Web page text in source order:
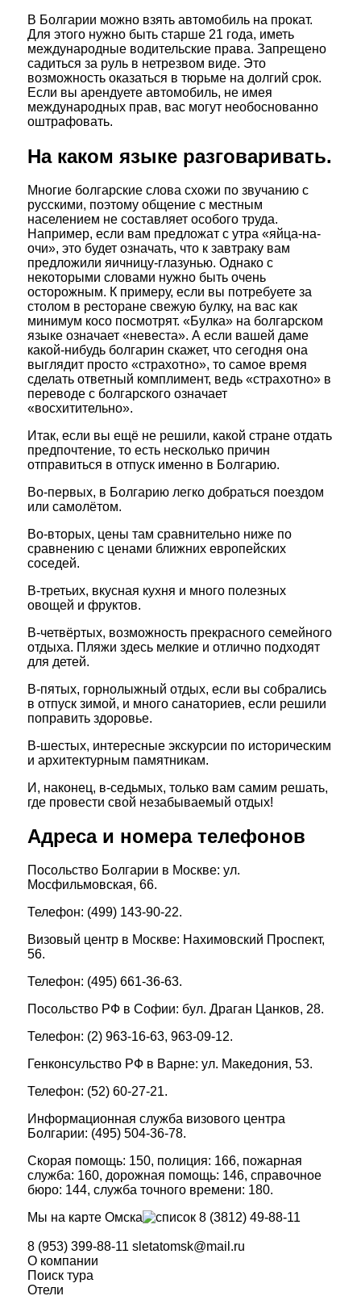
В Болгарии можно взять автомобиль на прокат.
Для этого нужно быть старше 21 года, иметь
международные водительские права. Запрещено
садиться за руль в нетрезвом виде. Это
возможность оказаться в тюрьме на долгий срок.
Если вы арендуете автомобиль, не имея
международных прав, вас могут необоснованно
оштрафовать.
На каком языке разговаривать.
Многие болгарские слова схожи по звучанию с
русскими, поэтому общение с местным
населением не составляет особого труда.
Например, если вам предложат с утра «яйца-на-
очи», это будет означать, что к завтраку вам
предложили яичницу-глазунью. Однако с
некоторыми словами нужно быть очень
осторожным. К примеру, если вы потребуете за
столом в ресторане свежую булку, на вас как
минимум косо посмотрят. «Булка» на болгарском
языке означает «невеста». А если вашей даме
какой-нибудь болгарин скажет, что сегодня она
выглядит просто «страхотно», то самое время
сделать ответный комплимент, ведь «страхотно» в
переводе с болгарского означает
«восхитительно».
Итак, если вы ещё не решили, какой стране отдать
предпочтение, то есть несколько причин
отправиться в отпуск именно в Болгарию.
Во-первых, в Болгарию легко добраться поездом
или самолётом.
Во-вторых, цены там сравнительно ниже по
сравнению с ценами ближних европейских
соседей.
В-третьих, вкусная кухня и много полезных
овощей и фруктов.
В-четвёртых, возможность прекрасного семейного
отдыха. Пляжи здесь мелкие и отлично подходят
для детей.
В-пятых, горнолыжный отдых, если вы собрались
в отпуск зимой, и много санаториев, если решили
поправить здоровье.
В-шестых, интересные экскурсии по историческим
и архитектурным памятникам.
И, наконец, в-седьмых, только вам самим решать,
где провести свой незабываемый отдых!
Адреса и номера телефонов
Посольство Болгарии в Москве: ул.
Мосфильмовская, 66.
Телефон: (499) 143-90-22.
Визовый центр в Москве: Нахимовский Проспект,
56.
Телефон: (495) 661-36-63.
Посольство РФ в Софии: бул. Драган Цанков, 28.
Телефон: (2) 963-16-63, 963-09-12.
Генконсульство РФ в Варне: ул. Македония, 53.
Телефон: (52) 60-27-21.
Информационная служба визового центра
Болгарии: (495) 504-36-78.
Скорая помощь: 150, полиция: 166, пожарная
служба: 160, дорожная помощь: 146, справочное
бюро: 144, служба точного времени: 180.
Мы на карте Омска
8 (3812) 49-88-11
8 (953) 399-88-11 sletatomsk@mail.ru
О компании
Поиск тура
Отели